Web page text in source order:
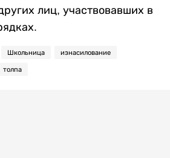
лиц, участвовавших в
Школьница изнасилование
толпа